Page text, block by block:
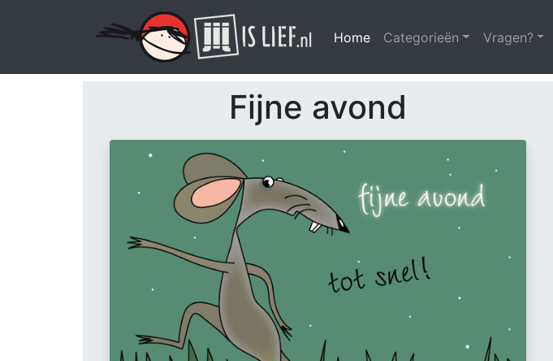
Home (huidige)
Categorieën Vragen?
Fijne avond